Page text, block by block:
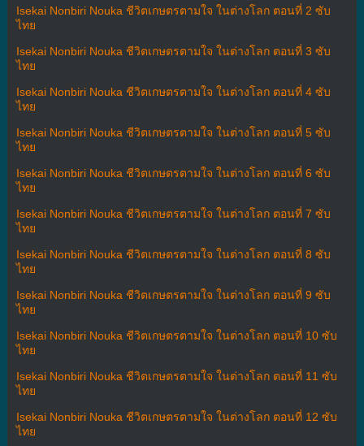
Isekai Nonbiri Nouka ชีวิตเกษตรตามใจ ในต่างโลก ตอนที่ 2 ซับ
ไทย
Isekai Nonbiri Nouka ชีวิตเกษตรตามใจ ในต่างโลก ตอนที่ 3 ซับ
ไทย
Isekai Nonbiri Nouka ชีวิตเกษตรตามใจ ในต่างโลก ตอนที่ 4 ซับ
ไทย
Isekai Nonbiri Nouka ชีวิตเกษตรตามใจ ในต่างโลก ตอนที่ 5 ซับ
ไทย
Isekai Nonbiri Nouka ชีวิตเกษตรตามใจ ในต่างโลก ตอนที่ 6 ซับ
ไทย
Isekai Nonbiri Nouka ชีวิตเกษตรตามใจ ในต่างโลก ตอนที่ 7 ซับ
ไทย
Isekai Nonbiri Nouka ชีวิตเกษตรตามใจ ในต่างโลก ตอนที่ 8 ซับ
ไทย
Isekai Nonbiri Nouka ชีวิตเกษตรตามใจ ในต่างโลก ตอนที่ 9 ซับ
ไทย
Isekai Nonbiri Nouka ชีวิตเกษตรตามใจ ในต่างโลก ตอนที่ 10 ซับ
ไทย
Isekai Nonbiri Nouka ชีวิตเกษตรตามใจ ในต่างโลก ตอนที่ 11 ซับ
ไทย
Isekai Nonbiri Nouka ชีวิตเกษตรตามใจ ในต่างโลก ตอนที่ 12 ซับ
ไทย